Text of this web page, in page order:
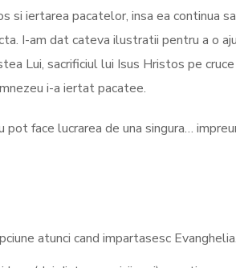
si iertarea pacatelor, insa ea continua
I-am dat cateva ilustratii pentru a o
Lui, sacrificiul lui Isus Hristos pe
i-a iertat pacatee.
face lucrarea de una singura…
atunci cand impartasesc Evanghelia.